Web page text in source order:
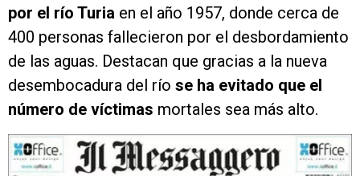
por el río Turia en el año 1957, donde cerca de
400 personas fallecieron por el desbordamiento
de las aguas. Destacan que gracias a la nueva
desembocadura del río se ha evitado que el
número de víctimas mortales sea más alto.